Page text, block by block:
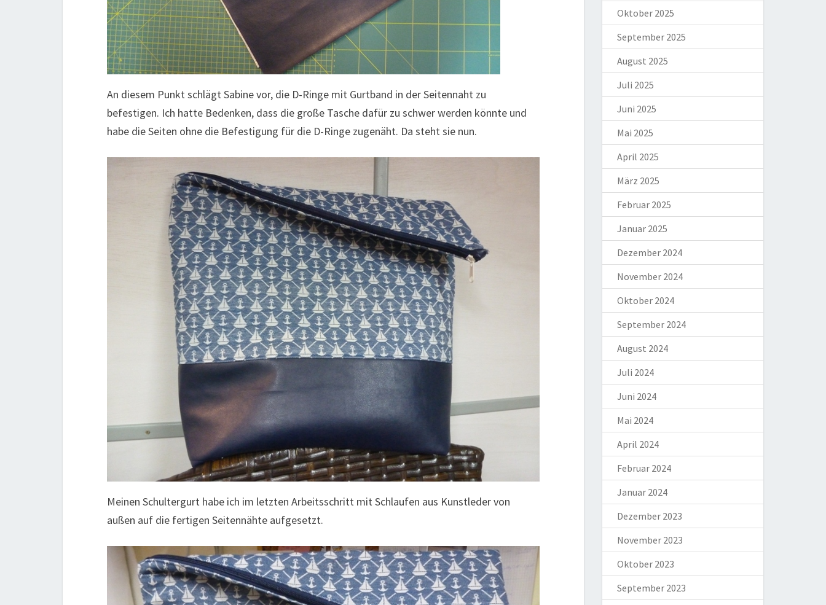
An diesem Punkt schlägt Sabine vor, die D-Ringe mit Gurtband in der Seitennaht zu
befestigen. Ich hatte Bedenken, dass die große Tasche dafür zu schwer werden könnte und
habe die Seiten ohne die Befestigung für die D-Ringe zugenäht. Da steht sie nun.
Meinen Schultergurt habe ich im letzten Arbeitsschritt mit Schlaufen aus Kunstleder von
außen auf die fertigen Seitennähte aufgesetzt.
Oktober 2025
September 2025
August 2025
Juli 2025
Juni 2025
Mai 2025
April 2025
März 2025
Februar 2025
Januar 2025
Dezember 2024
November 2024
Oktober 2024
September 2024
August 2024
Juli 2024
Juni 2024
Mai 2024
April 2024
Februar 2024
Januar 2024
Dezember 2023
November 2023
Oktober 2023
September 2023